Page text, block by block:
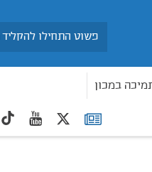
במכון
רשימת
תפוצה
twitter
youtube